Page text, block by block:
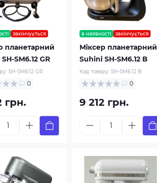
закінчується
планетарний
SM6.12 GR
SH-SM6.12 GR
0
грн.
в наявності закінчується
Міксер планетарний
Suhini SH-SM6.12 B
Код товару:SH-SM6.12 B
0
9 212 грн.